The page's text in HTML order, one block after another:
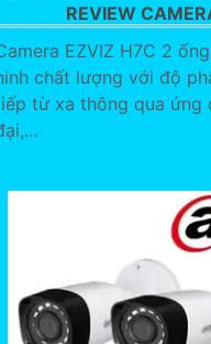
REVIEW
EZVIZ H7C 2
chất lượng với độ
từ xa thông qua ứng